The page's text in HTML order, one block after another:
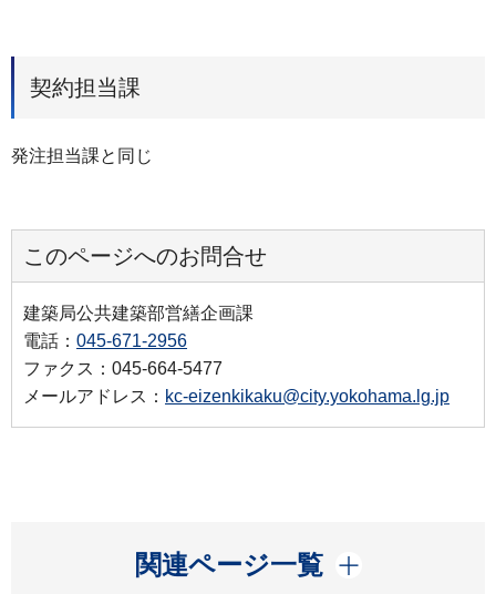
契約担当課
発注担当課と同じ
このページへのお問合せ
建築局公共建築部営繕企画課
電話： 045-671-2956
ファクス：045-664-5477
メールアドレス： kc-eizenkikaku@city.yokohama.lg.jp
関連ページ一覧
開く